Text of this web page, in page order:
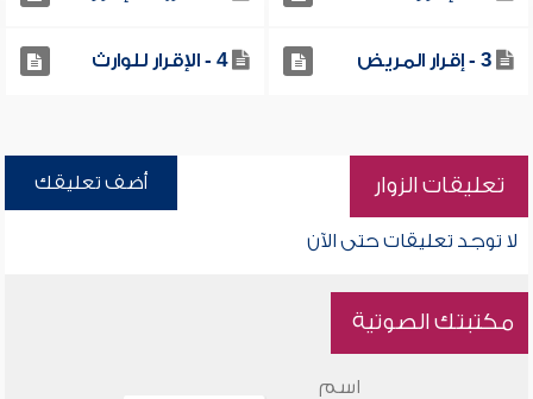
3 - إقرار المريض 4 - الإقرار للوارث
تعليقات الزوار أضف تعليقك
لا توجد تعليقات حتى الآن
مكتبتك الصوتية
اسم